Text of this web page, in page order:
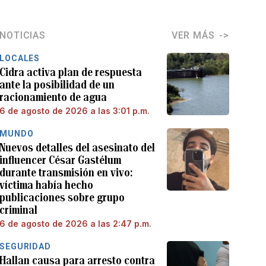
NOTICIAS VER MÁS
LOCALES
Cidra activa plan de respuesta
ante la posibilidad de un
racionamiento de agua
6 de agosto de 2026 a las 3:01 p.m.
MUNDO
Nuevos detalles del asesinato del
influencer César Gastélum
durante transmisión en vivo:
víctima había hecho
publicaciones sobre grupo
criminal
6 de agosto de 2026 a las 2:47 p.m.
SEGURIDAD
Hallan causa para arresto contra